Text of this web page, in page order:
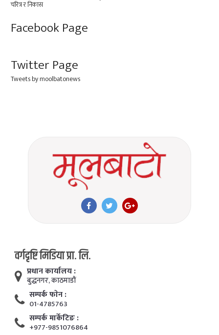
Facebook Page
Twitter Page
Tweets by moolbatonews
वर्गदृष्टि मिडिया प्रा. लि.
प्रधान कार्यालय :
बुद्धनगर, काठमाडाैं
सम्पर्क फाेन :
01-4785763
सम्पर्क मार्केटिङ :
+977-9851076864